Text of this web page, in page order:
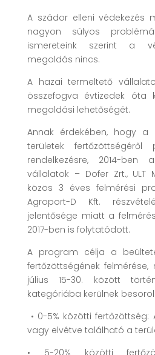
A szádor elleni védekezés
nagyon súlyos
ismereteink szerint a
megoldás nincs.
A hazai termeltető
összefogva évtizedek óta
megoldási lehetőségét.
Annak érdekében, hogy a
területek
rendelkezésre, 2014-
vállalatok – Dofer Zrt., ULT
közös 3 éves felmérési
Agroport-D Kft.
jelentősége miatt a
2017-ben is folytatódott.
A program célja a
fertőzöttségének
július 15-30. között
kategóriába kerülnek
• 0-5% közötti fertőzöttség:
vagy elvétve található a
• 5-20% közötti